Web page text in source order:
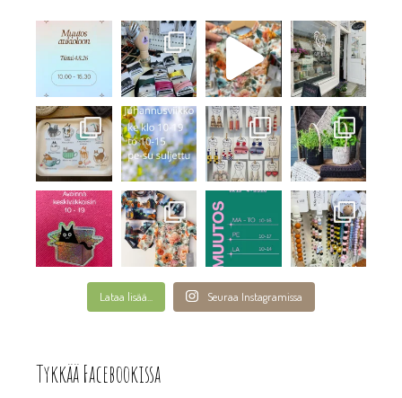
Lataa lisää... Seuraa Instagramissa
Tykkää Facebookissa